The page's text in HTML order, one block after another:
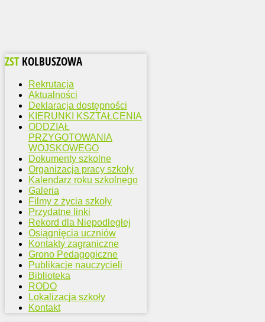
ZST KOLBUSZOWA
Rekrutacja
Aktualności
Deklaracja dostępności
KIERUNKI KSZTAŁCENIA
ODDZIAŁ
PRZYGOTOWANIA
WOJSKOWEGO
Dokumenty szkolne
Organizacja pracy szkoły
Kalendarz roku szkolnego
Galeria
Filmy z życia szkoły
Przydatne linki
Rekord dla Niepodległej
Osiągnięcia uczniów
Kontakty zagraniczne
Grono Pedagogiczne
Publikacje nauczycieli
Biblioteka
RODO
Lokalizacja szkoły
Kontakt